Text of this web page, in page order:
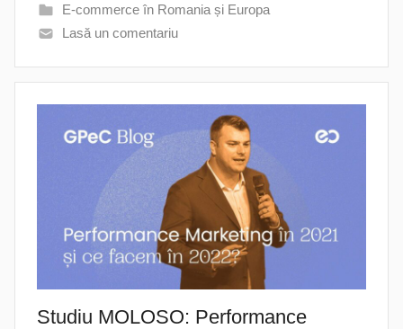
E-commerce în Romania și Europa
Lasă un comentariu
Studiu MOLOSO: Performance